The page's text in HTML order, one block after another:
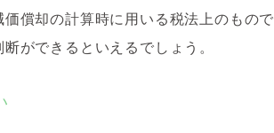
償却の計算時に用いる税法上のもの
ができるといえるでしょう。